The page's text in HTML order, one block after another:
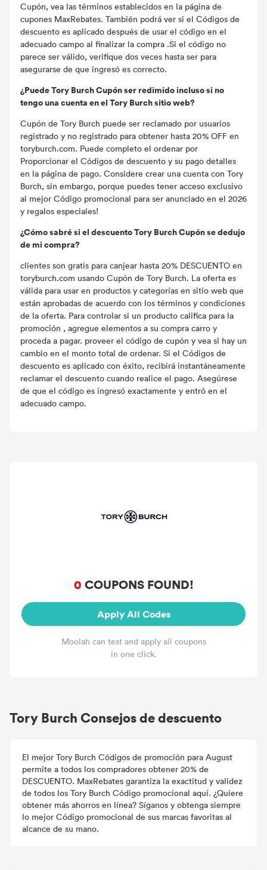
0 COUPONS FOUND!
Apply All Codes
Moolah can test and apply all coupons
in one click.
Tory Burch Consejos de descuento
El mejor Tory Burch Códigos de promoción para August
permite a todos los compradores obtener 20% de
DESCUENTO. MaxRebates garantiza la exactitud y validez
de todos los Tory Burch Código promocional aquí. ¿Quiere
obtener más ahorros en línea? Síganos y obtenga siempre
lo mejor Código promocional de sus marcas favoritas al
alcance de su mano.
Cupón, vea las términos establecidos en la página de
cupones MaxRebates. También podrá ver si el Códigos de
descuento es aplicado después de usar el código en el
adecuado campo al finalizar la compra .Si el código no
parece ser válido, verifique dos veces hasta ser para
asegurarse de que ingresó es correcto.
¿Puede Tory Burch Cupón ser redimido incluso si no
tengo una cuenta en el Tory Burch sitio web?
Cupón de Tory Burch puede ser reclamado por usuarios
registrado y no registrado para obtener hasta 20% OFF en
toryburch.com. Puede completo el ordenar por
Proporcionar el Códigos de descuento y su pago detalles
en la página de pago. Considere crear una cuenta con Tory
Burch, sin embargo, porque puedes tener acceso exclusivo
al mejor Código promocional para ser anunciado en el 2026
y regalos especiales!
¿Cómo sabré si el descuento Tory Burch Cupón se dedujo
de mi compra?
clientes son gratis para canjear hasta 20% DESCUENTO en
toryburch.com usando Cupón de Tory Burch. La oferta es
válida para usar en productos y categorías en sitio web que
están aprobadas de acuerdo con los términos y condiciones
de la oferta. Para controlar si un producto califica para la
promoción , agregue elementos a su compra carro y
proceda a pagar. proveer el código de cupón y vea si hay un
cambio en el monto total de ordenar. Si el Códigos de
descuento es aplicado con éxito, recibirá instantáneamente
reclamar el descuento cuando realice el pago. Asegúrese
de que el código es ingresó exactamente y entró en el
adecuado campo.